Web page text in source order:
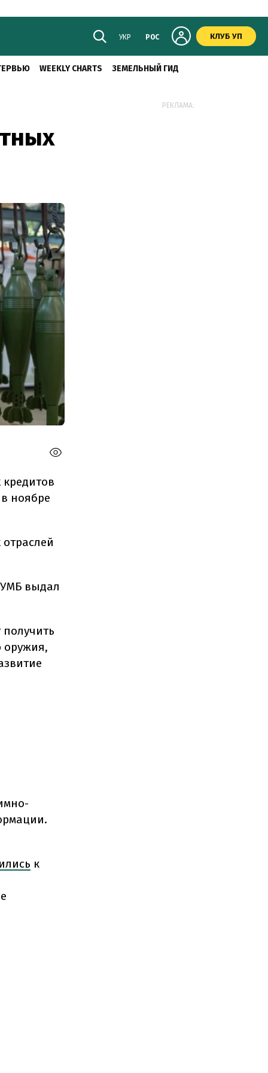
УКР РОС КЛУБ УП
WEEKLY CHARTS ЗЕМЕЛЬНЫЙ ГИД
ноябре
выдал
оружия,
к
РЕКЛАМА: